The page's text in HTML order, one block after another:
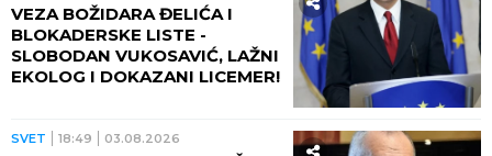
VEZA BOŽIDARA ĐELIĆA I
BLOKADERSKE LISTE -
SLOBODAN VUKOSAVIĆ, LAŽNI
EKOLOG I DOKAZANI LICEMER!
SVET 18:49 03.08.2026